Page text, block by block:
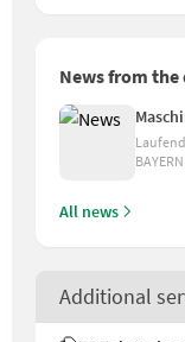
News from the
Laufend
All news
Additional